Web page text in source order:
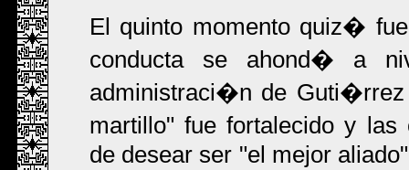
El quinto momento quiz�
conducta se ahond� a
administraci�n de Guti�rrez
martillo" fue fortalecido y
de desear ser "el mejor